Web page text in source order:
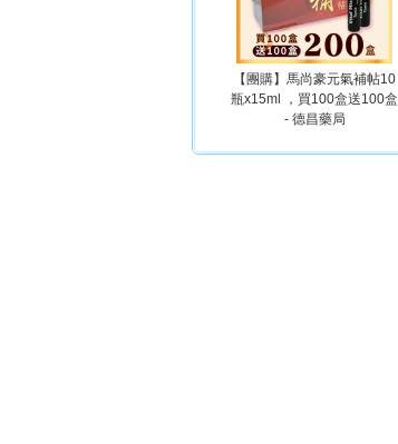
【團購】馬尚豪元氣補帖10
瓶x15ml ，買100盒送100盒
- 德昌藥局